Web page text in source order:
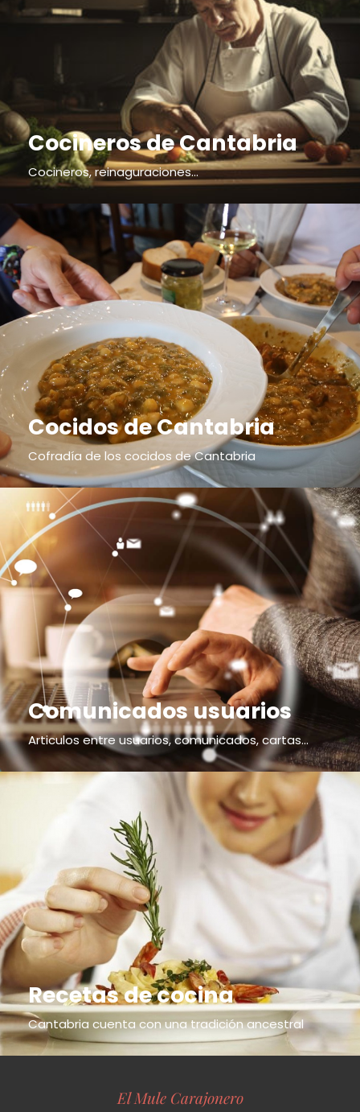
Cocineros de Cantabria
Cocineros, reinaguraciones...
Cocidos de Cantabria
Cofradía de los cocidos de Cantabria
Comunicados usuarios
Articulos entre usuarios, comunicados, cartas...
Recetas de cocina
Cantabria cuenta con una tradición ancestral
El Mule Carajonero